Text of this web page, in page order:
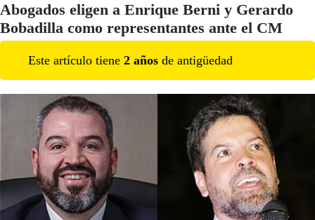
Abogados eligen a Enrique Berni y Gerardo
Bobadilla como representantes ante el CM
Este artículo tiene 2 años de antigüedad